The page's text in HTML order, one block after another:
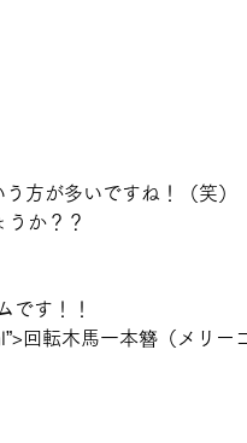
方が多いですね！（笑）
か？？
です！！
回転木馬一本簪（メリー